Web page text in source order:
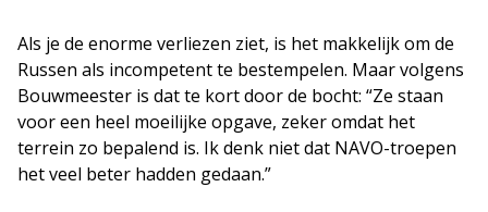
Als je de enorme verliezen ziet, is het makkelijk om de
Russen als incompetent te bestempelen. Maar volgens
Bouwmeester is dat te kort door de bocht: “Ze staan
voor een heel moeilijke opgave, zeker omdat het
terrein zo bepalend is. Ik denk niet dat NAVO-troepen
het veel beter hadden gedaan.”